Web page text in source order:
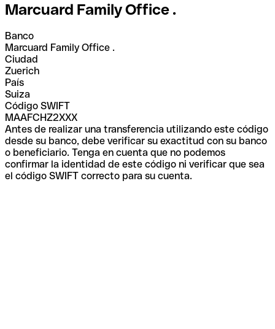
Marcuard Family Office .
Banco
Marcuard Family Office .
Ciudad
Zuerich
País
Suiza
Código SWIFT
MAAFCHZ2XXX
Antes de realizar una transferencia utilizando este código
desde su banco, debe verificar su exactitud con su banco
o beneficiario. Tenga en cuenta que no podemos
confirmar la identidad de este código ni verificar que sea
el código SWIFT correcto para su cuenta.